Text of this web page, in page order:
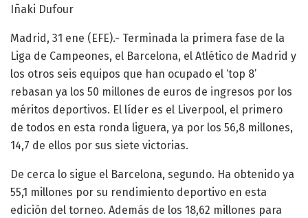
Iñaki Dufour
Madrid, 31 ene (EFE).- Terminada la primera fase de la
Liga de Campeones, el Barcelona, el Atlético de Madrid y
los otros seis equipos que han ocupado el ‘top 8’
rebasan ya los 50 millones de euros de ingresos por los
méritos deportivos. El líder es el Liverpool, el primero
de todos en esta ronda liguera, ya por los 56,8 millones,
14,7 de ellos por sus siete victorias.
De cerca lo sigue el Barcelona, segundo. Ha obtenido ya
55,1 millones por su rendimiento deportivo en esta
edición del torneo. Además de los 18,62 millones para